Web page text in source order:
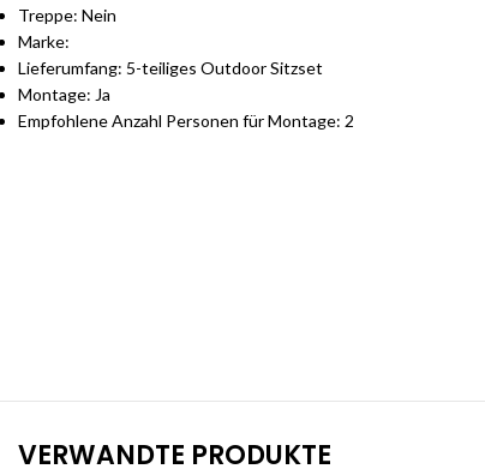
Treppe: Nein
Marke:
Lieferumfang: 5-teiliges Outdoor Sitzset
Montage: Ja
Empfohlene Anzahl Personen für Montage: 2
VERWANDTE PRODUKTE